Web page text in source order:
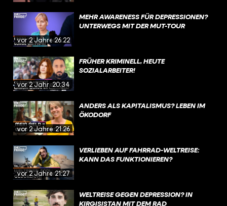
vor 2 Jahren26:22
MEHR AWARENESS FÜR DEPRESSIONEN?
UNTERWEGS MIT DER MUT-TOUR
vor 2 Jahren20:34
FRÜHER KRIMINELL, HEUTE
SOZIALARBEITER!
vor 2 Jahren21:26
ANDERS ALS KAPITALISMUS? LEBEN IM
ÖKODORF
vor 2 Jahren21:27
VERLIEBEN AUF FAHRRAD-WELTREISE:
KANN DAS FUNKTIONIEREN?
WELTREISE GEGEN DEPRESSION? IN
KIRGISISTAN MIT DEM RAD